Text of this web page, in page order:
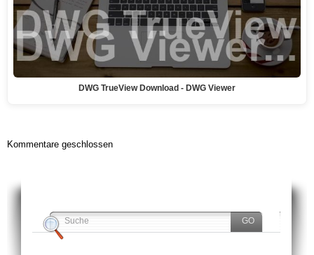
DWG TrueView Download - DWG Viewer
Kommentare geschlossen